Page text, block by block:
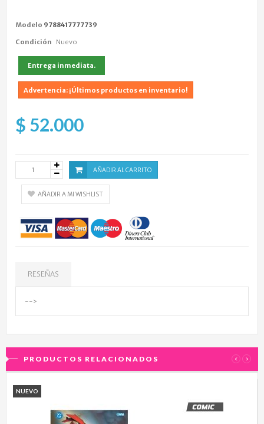
Modelo 9788417777739
Condición Nuevo
Entrega inmediata.
Advertencia: ¡Últimos productos en inventario!
$ 52.000
AÑADIR AL CARRITO
AÑADIR A MI WISHLIST
RESEÑAS
-->
PRODUCTOS RELACIONADOS ‹ ›
NUEVO